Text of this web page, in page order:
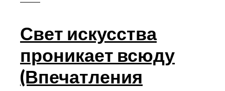
сострадания
Свет искусства
проникает всюду
(Впечатления